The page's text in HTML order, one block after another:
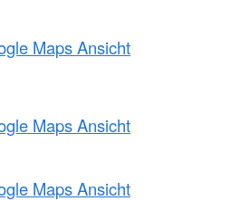
Maps Ansicht
Maps Ansicht
Maps Ansicht